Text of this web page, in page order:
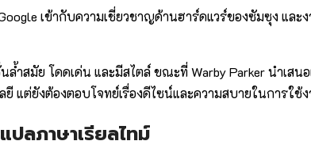
เข้ากับความเชี่ยวชาญด้านฮาร์ดแวร์ของซัมซุง แล
สมัย โดดเด่น และมีสไตล์ ขณะที่ Warby Parker นำเสน
แต่ยังต้องตอบโจทย์เรื่องดีไซน์และความสบายในการใช้
ลภาษาเรียลไทม์